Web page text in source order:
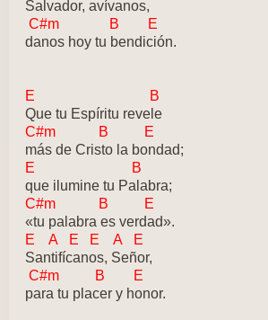
Salvador, avívanos,
C#m B E
danos hoy tu bendición.
E B
Que tu Espíritu revele
C#m B E
más de Cristo la bondad;
E B
que ilumine tu Palabra;
C#m B E
«tu palabra es verdad».
E A E E A E
Santifícanos, Señor,
C#m B E
para tu placer y honor.